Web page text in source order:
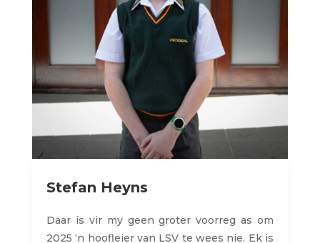
Stefan Heyns
Daar is virmy geen groter voorreg as om
2025 ‘n hoofleiervan LSV tewees nie. Ek is